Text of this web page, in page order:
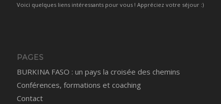
Voici quelques liens intéressants pour vous ! Appréciez votre séjour :)
PAGES
BURKINA FASO : un pays la croisée des chemins
Conférences, formations et coaching
Contact